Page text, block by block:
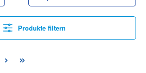
Produkte filtern